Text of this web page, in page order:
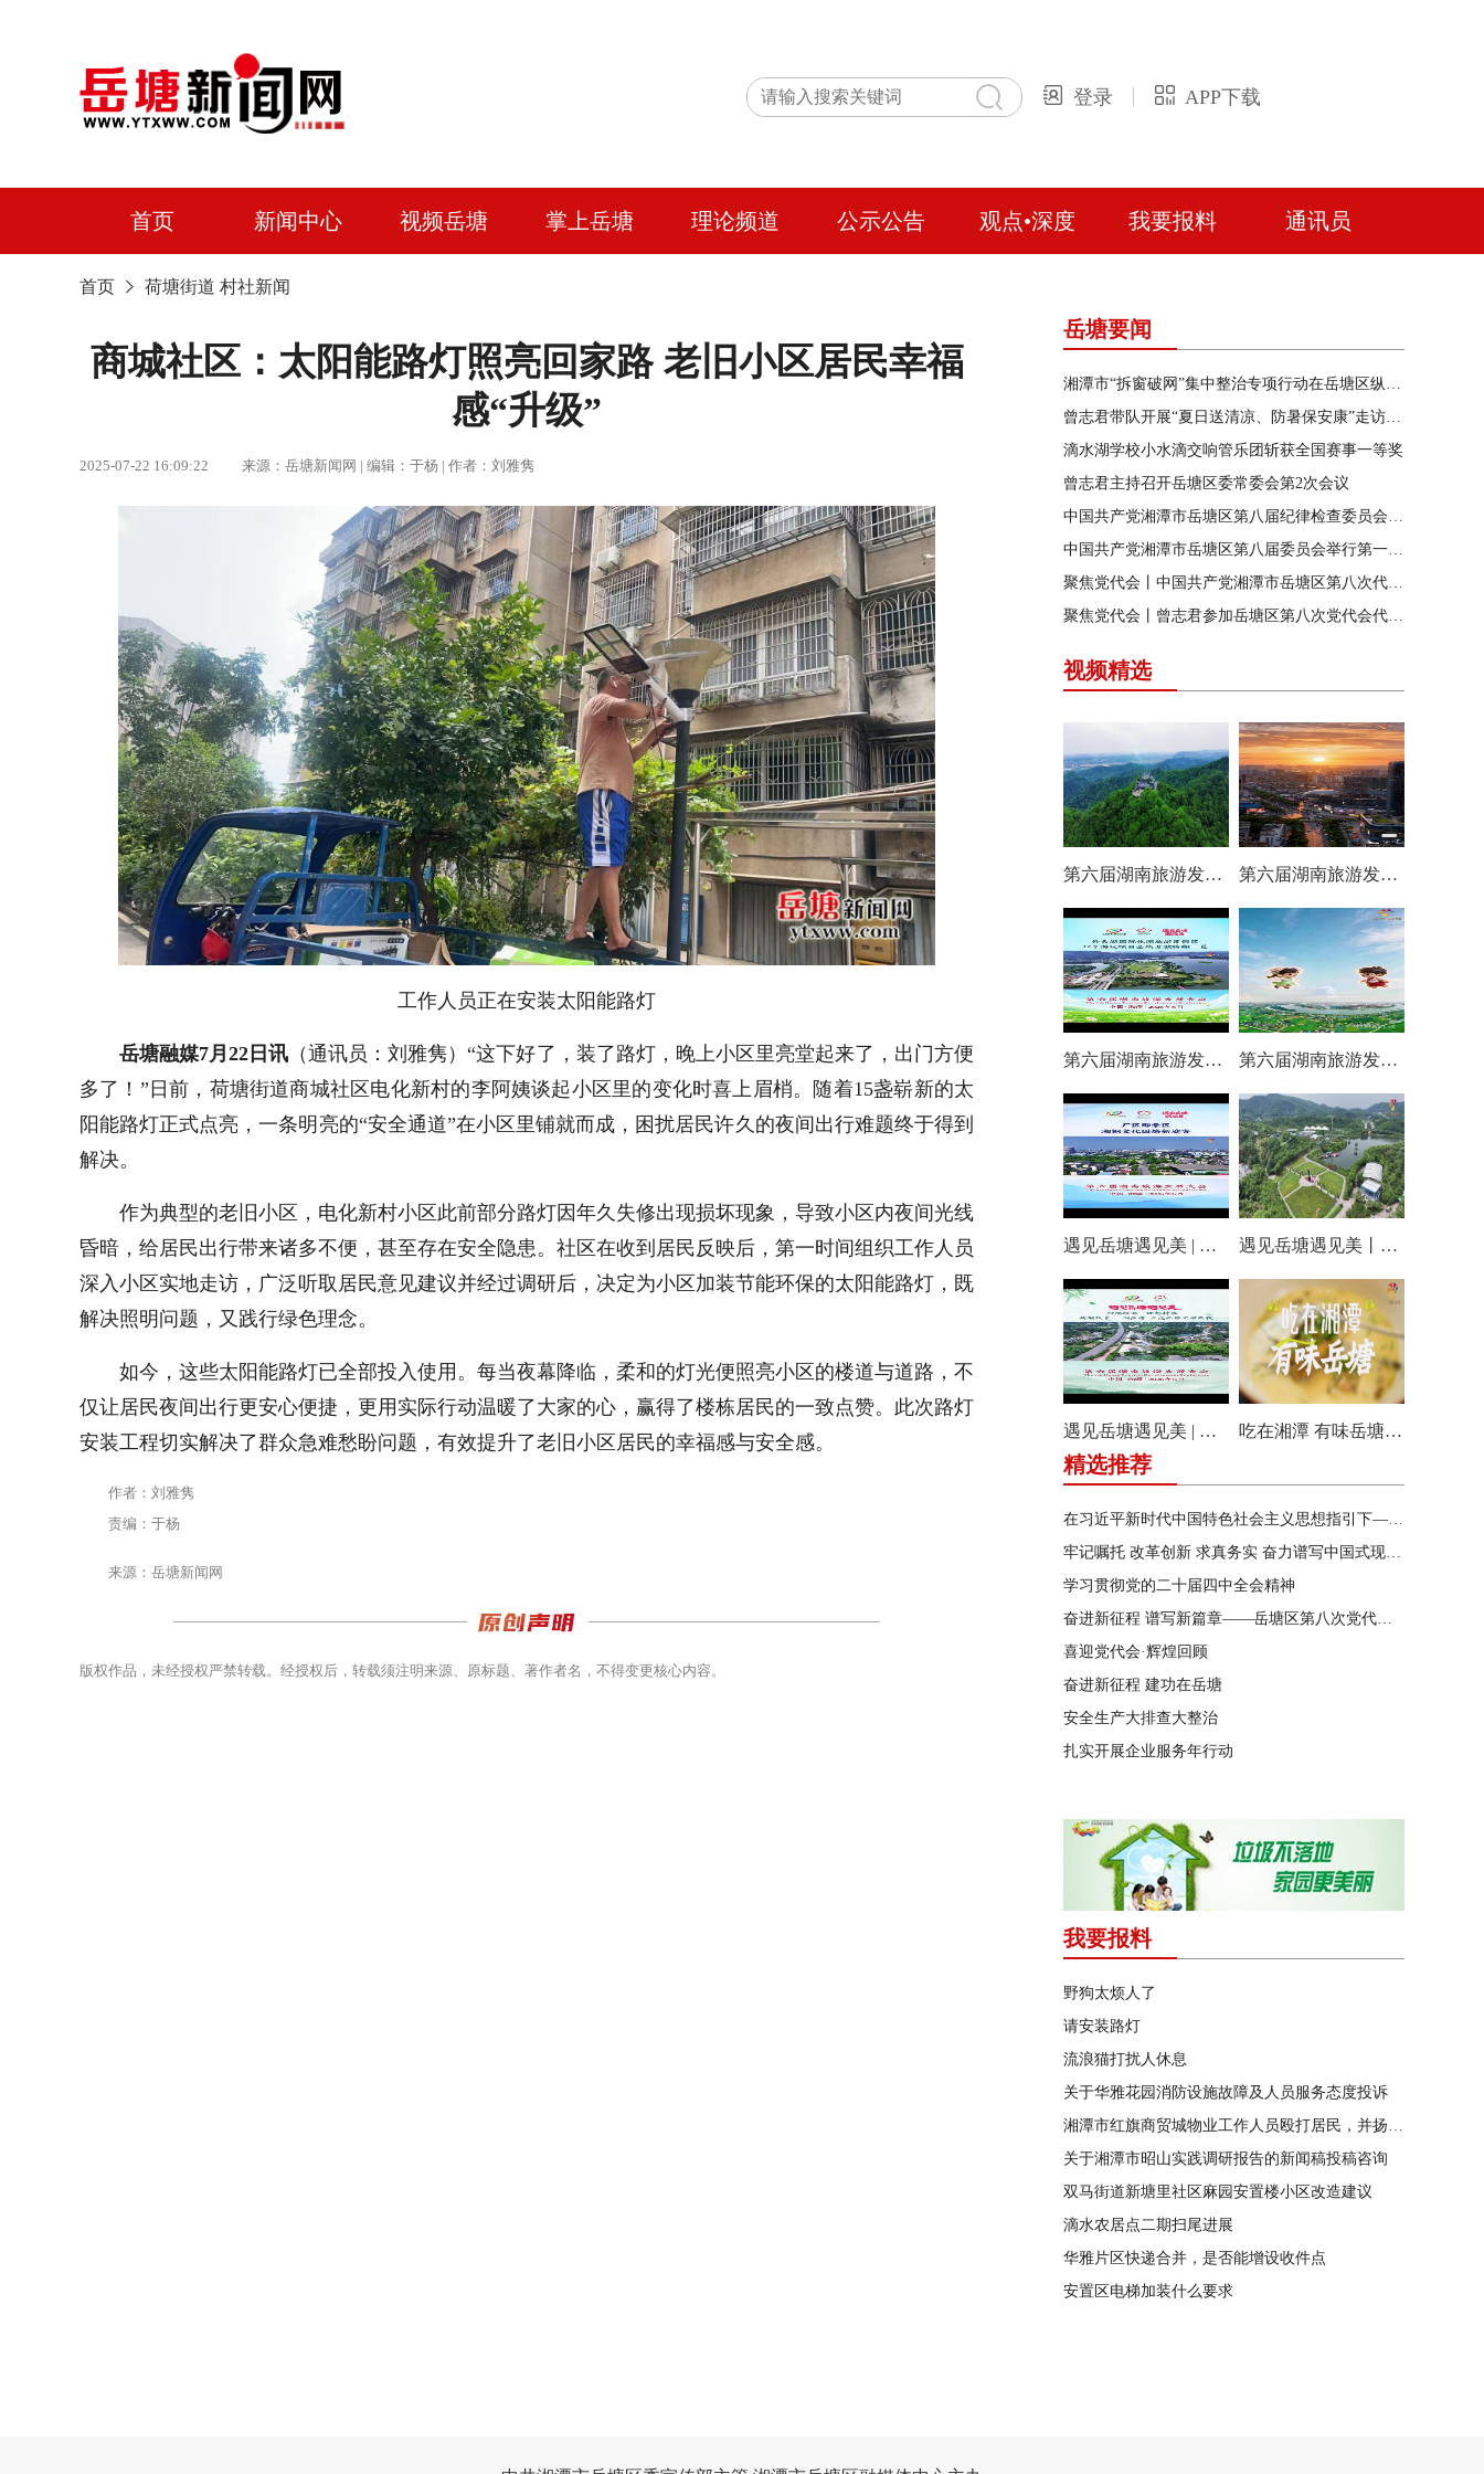
登录 APP下载
首页 新闻中心 视频岳塘 掌上岳塘 理论频道 公示公告 观点•深度 我要报料 通讯员
首页 荷塘街道 村社新闻
商城社区：太阳能路灯照亮回家路 老旧小区居民幸福
感“升级”
2025-07-22 16:09:22 来源：岳塘新闻网 | 编辑：于杨 | 作者：刘雅隽
工作人员正在安装太阳能路灯
岳塘融媒7月22日讯 （通讯员：刘雅隽）“这下好了，装了路灯，晚上小区里亮堂起来了，出门方便
多了！”日前，荷塘街道商城社区电化新村的李阿姨谈起小区里的变化时喜上眉梢。随着15盏崭新的太
阳能路灯正式点亮，一条明亮的“安全通道”在小区里铺就而成，困扰居民许久的夜间出行难题终于得到
解决。
作为典型的老旧小区，电化新村小区此前部分路灯因年久失修出现损坏现象，导致小区内夜间光线
昏暗，给居民出行带来诸多不便，甚至存在安全隐患。社区在收到居民反映后，第一时间组织工作人员
深入小区实地走访，广泛听取居民意见建议并经过调研后，决定为小区加装节能环保的太阳能路灯，既
解决照明问题，又践行绿色理念。
如今，这些太阳能路灯已全部投入使用。每当夜幕降临，柔和的灯光便照亮小区的楼道与道路，不
仅让居民夜间出行更安心便捷，更用实际行动温暖了大家的心，赢得了楼栋居民的一致点赞。此次路灯
安装工程切实解决了群众急难愁盼问题，有效提升了老旧小区居民的幸福感与安全感。
作者：刘雅隽
责编：于杨
来源：岳塘新闻网
版权作品，未经授权严禁转载。经授权后，转载须注明来源、原标题、著作者名，不得变更核心内容。
岳塘要闻
湘潭市“拆窗破网”集中整治专项行动在岳塘区纵深推进
曾志君带队开展“夏日送清凉、防暑保安康”走访慰问
滴水湖学校小水滴交响管乐团斩获全国赛事一等奖
曾志君主持召开岳塘区委常委会第2次会议
中国共产党湘潭市岳塘区第八届纪律检查委员会召开第一次全体会议
中国共产党湘潭市岳塘区第八届委员会举行第一次全体（扩大）会议
聚焦党代会丨中国共产党湘潭市岳塘区第八次代表大会胜利闭幕
聚焦党代会丨曾志君参加岳塘区第八次党代会代表团分团讨论
视频精选
第六届湖南旅游发展大会丨岳塘区：一村一景 一步一趣 第六届湖南旅游发展大会丨阿莲潭宝带你云游岳塘（二）
第六届湖南旅游发展大会丨仰天湖国际休闲旅游度假区17个游玩项目全线开放嗨翻一夏 第六届湖南旅游发展大会丨阿莲潭宝带你云游岳塘
遇见岳塘遇见美 | 厂区即景区，湘钢文化园焕新迎客！ 遇见岳塘遇见美丨盘龙大观园提质焕新迎八方客
遇见岳塘遇见美 | 归隐松涧·理想村落：两期筑景 一涧生香 点亮岳塘文旅新貌 吃在湘潭 有味岳塘丨云盘山下：匠心守本味 小院忆乡愁
精选推荐
在习近平新时代中国特色社会主义思想指引下——新时代 新作为 新篇章
牢记嘱托 改革创新 求真务实 奋力谱写中国式现代化湖南篇章
学习贯彻党的二十届四中全会精神
奋进新征程 谱写新篇章——岳塘区第八次党代会特别报道
喜迎党代会·辉煌回顾
奋进新征程 建功在岳塘
安全生产大排查大整治
扎实开展企业服务年行动
我要报料
野狗太烦人了
请安装路灯
流浪猫打扰人休息
关于华雅花园消防设施故障及人员服务态度投诉
湘潭市红旗商贸城物业工作人员殴打居民，并扬言恐吓“我打死你有冯友根负责”
关于湘潭市昭山实践调研报告的新闻稿投稿咨询
双马街道新塘里社区麻园安置楼小区改造建议
滴水农居点二期扫尾进展
华雅片区快递合并，是否能增设收件点
安置区电梯加装什么要求